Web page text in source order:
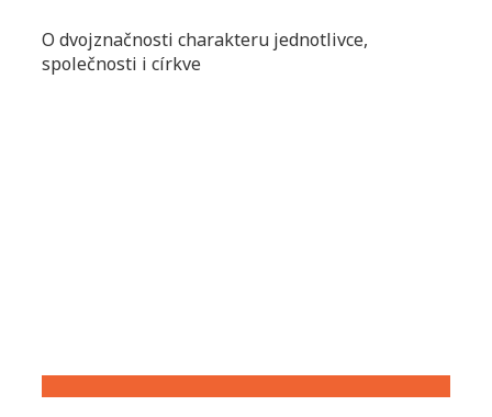
O dvojznačnosti charakteru jednotlivce,
společnosti i církve